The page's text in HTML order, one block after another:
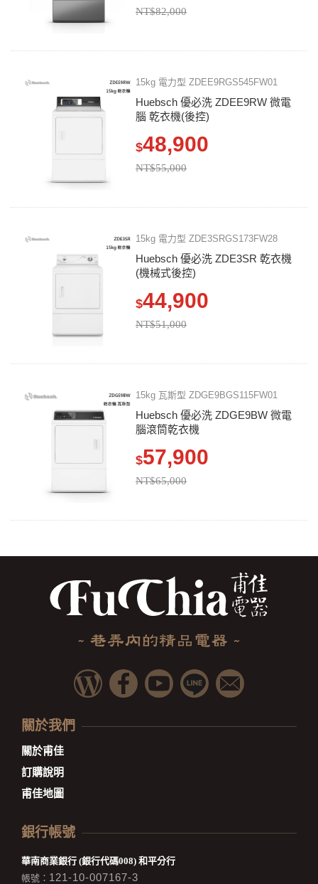
NT$82,000
15kg 電力型 ZDEE9RGS545FW01
Huebsch 優必洗 ZDEE9RW 微電
腦 乾衣機(後控)
$48,900
NT$55,000
15kg 電力型 ZDE3SRGS173FW28
Huebsch 優必洗 ZDE3SR 乾衣機
(機械式後控)
$44,900
NT$51,000
15kg 瓦斯型 ZDGE9BGS115FW01
Huebsch 優必洗 ZDGE9BW 微電
腦滾筒乾衣機
$57,900
NT$65,000
關於我們
關於甫佳
訂購說明
甫佳地圖
銀行帳號
華南商業銀行 (銀行代碼008) 和平分行
帳號： 121-10-007167-3